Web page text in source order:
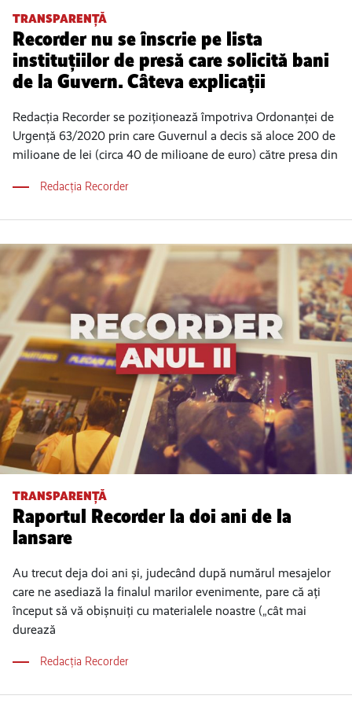
TRANSPARENȚĂ
Recorder nu se înscrie pe lista
instituțiilor de presă care solicită bani
de la Guvern. Câteva explicații
Redacția Recorder se poziționează împotriva Ordonanței de
Urgență 63/2020 prin care Guvernul a decis să aloce 200 de
milioane de lei (circa 40 de milioane de euro) către presa din
Redacția Recorder
TRANSPARENȚĂ
Raportul Recorder la doi ani de la
lansare
Au trecut deja doi ani și, judecând după numărul mesajelor
care ne asediază la finalul marilor evenimente, pare că ați
început să vă obișnuiți cu materialele noastre („cât mai
durează
Redacția Recorder